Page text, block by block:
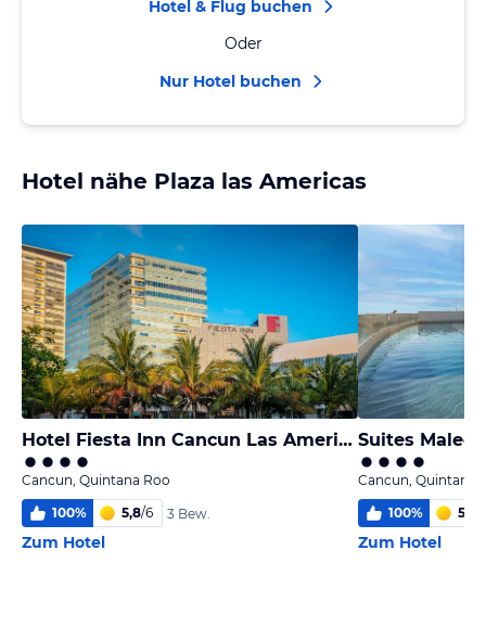
Hotel & Flug buchen
Oder
Nur Hotel buchen
Hotel nähe Plaza las Americas
Hotel Fiesta Inn Cancun Las Americas
Cancun, Quintana Roo
100% 5,8/6 3 Bew.
Zum Hotel
Suites
Cancun, Quintana
100% 5,6
Zum Hotel